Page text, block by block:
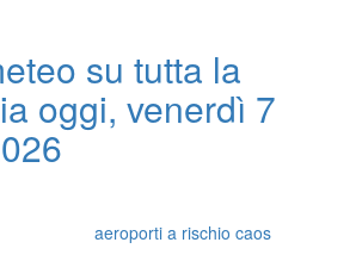
su tutta la
oggi, venerdì 7
aeroporti a rischio caos